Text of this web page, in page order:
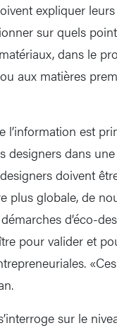
expliquer
sur quels
dans le
aux matières
l’information est
designers dans
doivent
plus globale, de
d’éco-
pour valider et
sur le